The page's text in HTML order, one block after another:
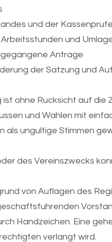
und der
und
Antrage
der Satzung und
ist ohne Rucksicht auf
und Wahlen mit
als ungultige Stimmen
des Vereinszwecks
von Auflagen des
Handzeichen. Eine
verlangt wird.